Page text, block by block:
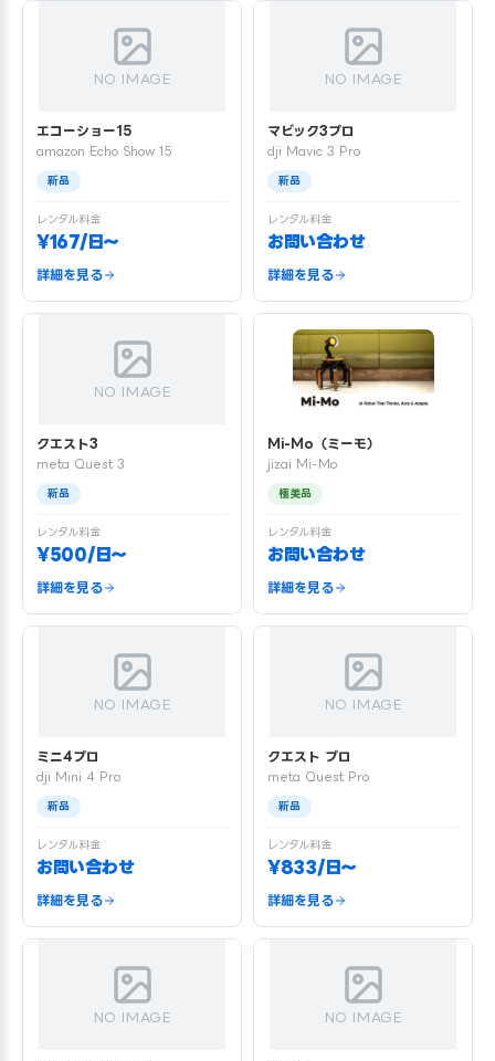
NO IMAGE
エコーショー15
amazon Echo Show 15
新品
レンタル料金
¥167/日〜
詳細を見る
NO IMAGE
マビック3プロ
dji Mavic 3 Pro
新品
レンタル料金
お問い合わせ
詳細を見る
NO IMAGE
クエスト3
meta Quest 3
新品
レンタル料金
¥500/日〜
詳細を見る
Mi-Mo（ミーモ）
jizai Mi-Mo
極美品
レンタル料金
お問い合わせ
詳細を見る
NO IMAGE
ミニ4プロ
dji Mini 4 Pro
新品
レンタル料金
お問い合わせ
詳細を見る
NO IMAGE
クエスト プロ
meta Quest Pro
新品
レンタル料金
¥833/日〜
詳細を見る
NO IMAGE NO IMAGE